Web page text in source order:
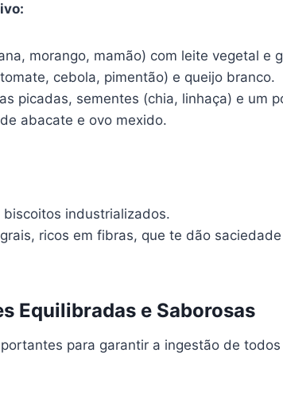
morango, mamão) com leite vegetal e
cebola, pimentão) e queijo branco.
picadas, sementes (chia, linhaça) e um
abacate e ovo mexido.
industrializados.
ricos em fibras, que te dão
Equilibradas e Saborosas
para garantir a ingestão de